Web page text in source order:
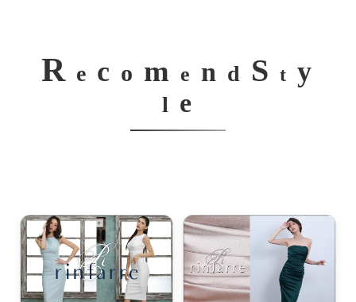
R e c o m e n d S t y
l e